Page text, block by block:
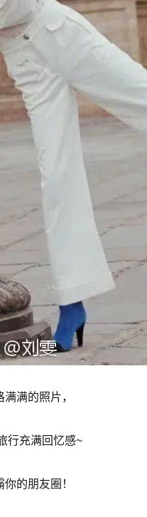
满的照片，
行充满回忆感~
你的朋友圈！